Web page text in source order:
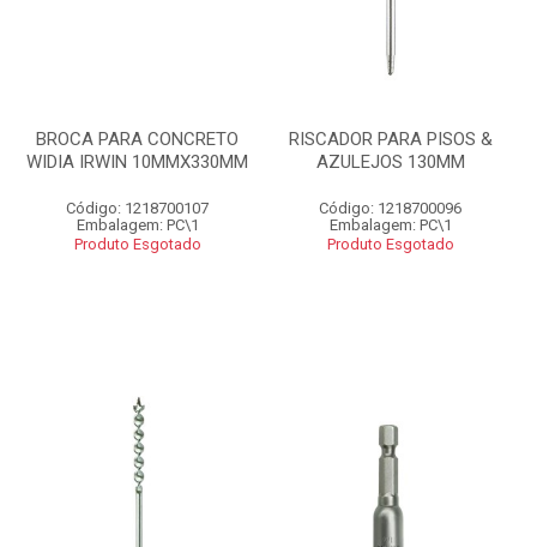
BROCA PARA CONCRETO
WIDIA IRWIN 10MMX330MM
Código: 1218700107
Embalagem: PC\1
Produto Esgotado
RISCADOR PARA PISOS &
AZULEJOS 130MM
Código: 1218700096
Embalagem: PC\1
Produto Esgotado